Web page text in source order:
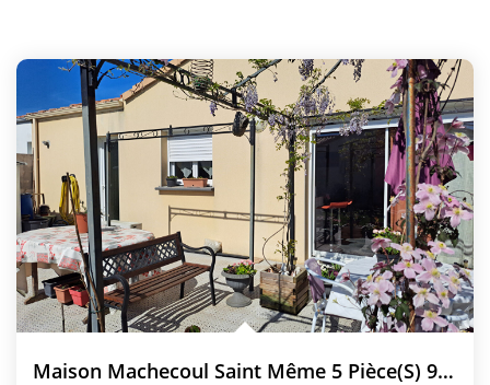
Maison Machecoul Saint Même 5 Pièce(s) 90 M2